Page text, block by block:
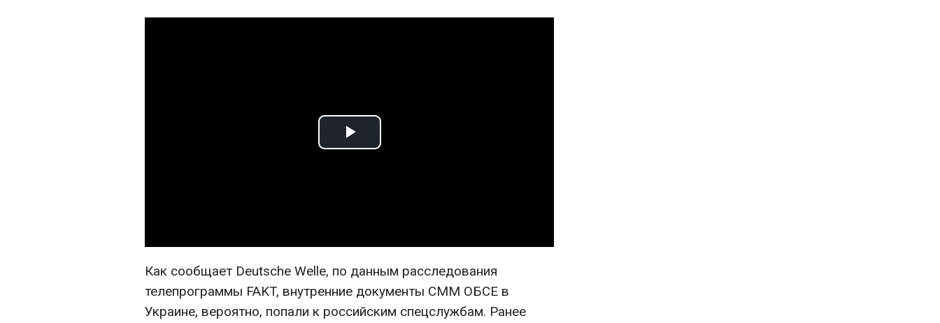
Play
Как сообщает Deutsche Welle, по данным расследования
телепрограммы FAKT, внутренние документы СММ ОБСЕ в
Украине, вероятно, попали к российским спецслужбам. Ранее